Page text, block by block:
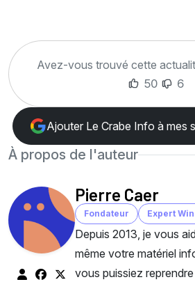
Avez-vous trouvé cette
50
6
Ajouter Le Crabe Info à mes
À propos de l'auteur
Pierre Caer
Fondateur Expert
Depuis 2013, je vous
même votre matériel
vous puissiez